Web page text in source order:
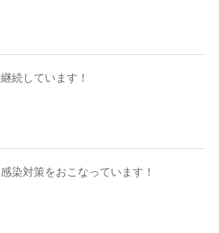
継続しています！
感染対策をおこなっています！